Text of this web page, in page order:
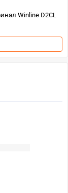
Winline D2CL